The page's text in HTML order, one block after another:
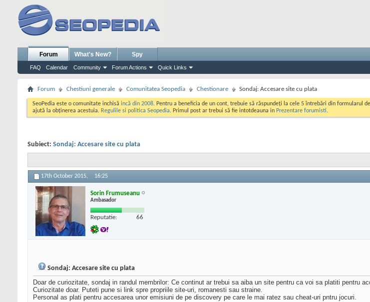
Forum
FAQ Calendar Community Forum Actions Quick Links
What's New? Spy
Forum Chestiuni generale Comunitatea Seopedia Chestionare Sondaj: Accesare site cu plata
SeoPedia este o comunitate inchisă incă din 2008. Pentru a beneficia de un cont, trebuie să răspundeți la cele 5 întrebări din formularul
ajută la obținerea acestuia. Regulile si politica Seopedia. Primul post ar trebui să fie intotdeauna in Prezentare forumisti.
Subiect: Sondaj: Accesare site cu plata
17th October 2015, 16:25
Sorin Frumuseanu
Ambasador
Reputatie: 66
Sondaj: Accesare site cu plata
Doar de curiozitate, sondaj in randul membrilor: Ce continut ar trebui sa aiba un site pentru ca voi sa platiti pentru
Curiozitate doar. Puteti pune si link spre propriile site-uri, romanesti sau straine.
Personal as plati pentru accesarea unor emisiuni de pe discovery pe care le mai ratez sau cheat-uri pntru jocuri.